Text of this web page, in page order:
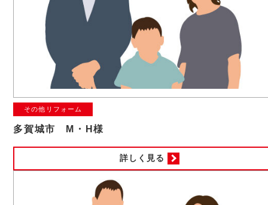
その他リフォーム
多賀城市 M・H様
詳しく見る